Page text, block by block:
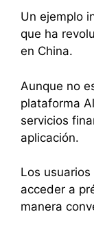
Un ejemplo
que ha
en China.
Aunque no
plataforma
servicios
aplicación.
Los
acceder a
manera